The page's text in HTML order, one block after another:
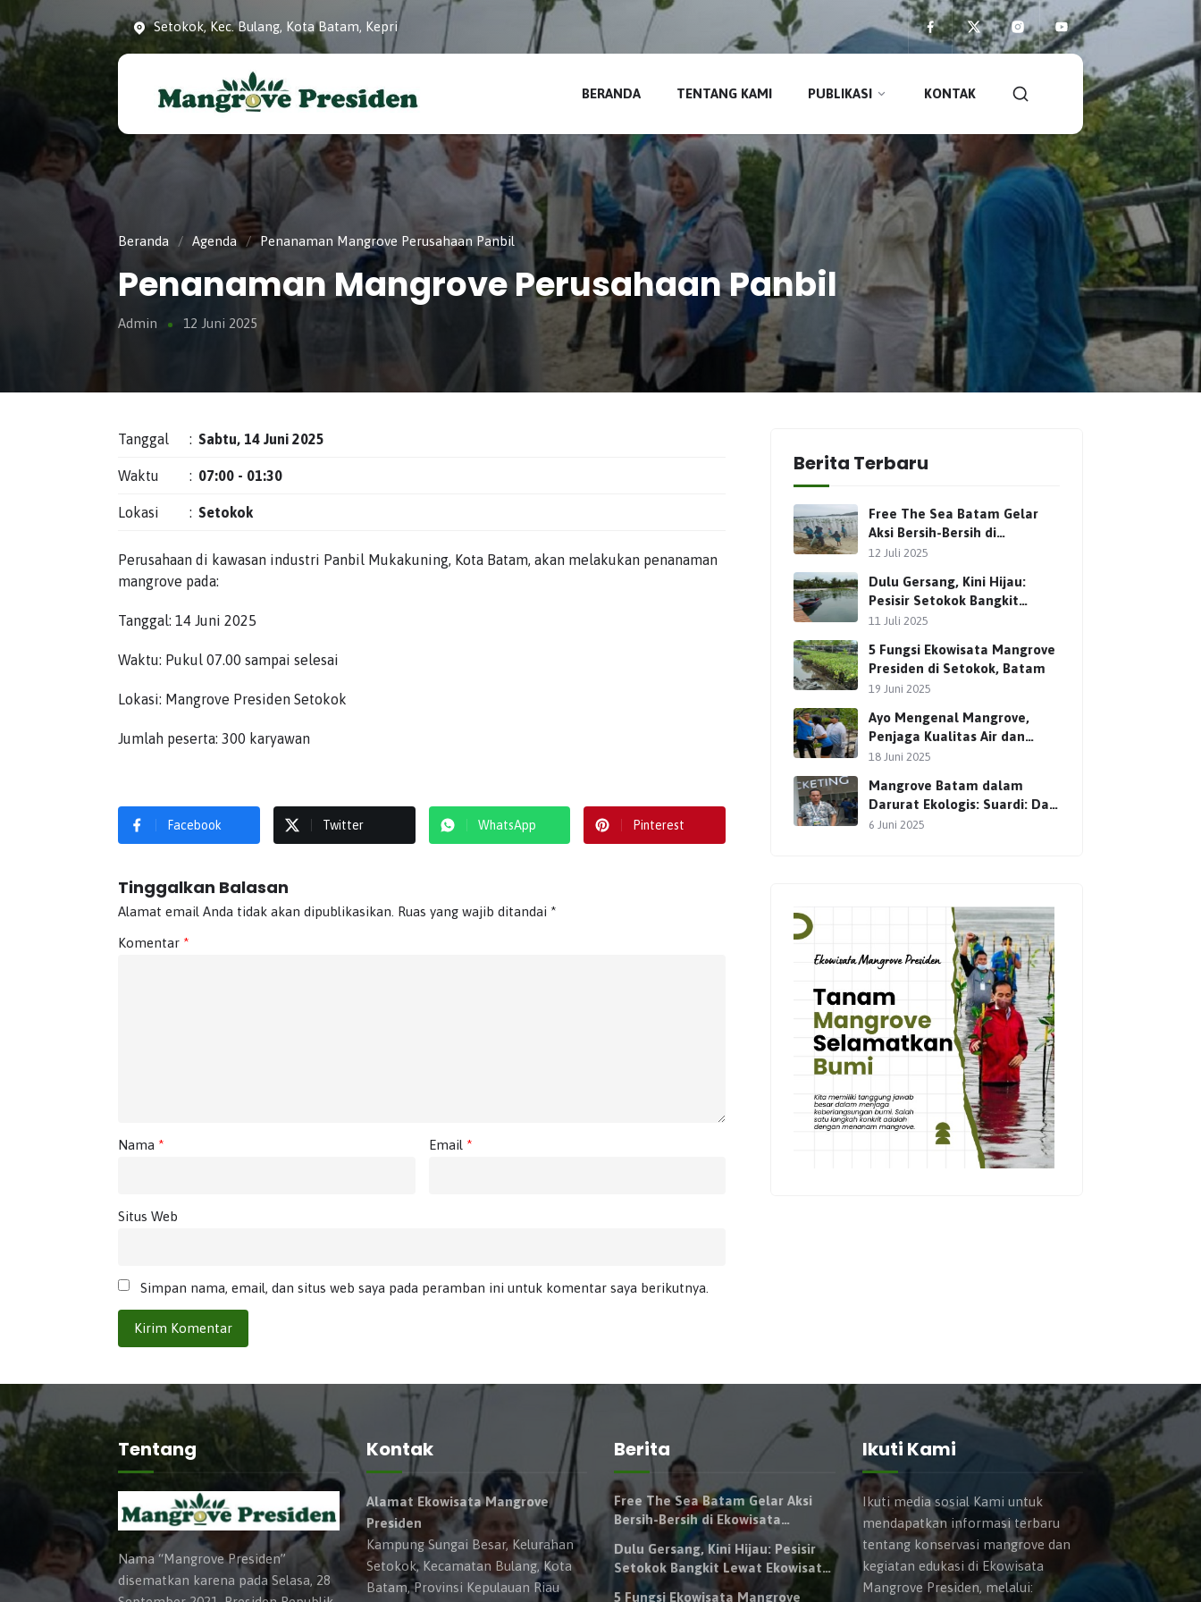
Setokok, Kec. Bulang, Kota Batam, Kepri
Mangrove Presiden
Kota Batam, Kepulauan Riau.
BERANDA TENTANG KAMI PUBLIKASI KONTAK
Beranda / Agenda / Penanaman Mangrove Perusahaan Panbil
Penanaman Mangrove Perusahaan Panbil
Admin 12 Juni 2025
Tanggal : Sabtu, 14 Juni 2025
Waktu : 07:00 - 01:30
Lokasi : Setokok
Perusahaan di kawasan industri Panbil Mukakuning, Kota Batam, akan melakukan penanaman
mangrove pada:
Tanggal: 14 Juni 2025
Waktu: Pukul 07.00 sampai selesai
Lokasi: Mangrove Presiden Setokok
Jumlah peserta: 300 karyawan
Facebook Twitter WhatsApp Pinterest
Tinggalkan Balasan
Alamat email Anda tidak akan dipublikasikan. Ruas yang wajib ditandai *
Komentar *
Nama * Email *
Situs Web
Simpan nama, email, dan situs web saya pada peramban ini untuk komentar saya berikutnya.
Berita Terbaru
Free The Sea Batam Gelar
Aksi Bersih-Bersih di
Ekowisata Mangrove Presiden
12 Juli 2025
Dulu Gersang, Kini Hijau:
Pesisir Setokok Bangkit
Lewat Ekowisata Mangrove
11 Juli 2025
5 Fungsi Ekowisata Mangrove
Presiden di Setokok, Batam
19 Juni 2025
Ayo Mengenal Mangrove,
Penjaga Kualitas Air dan
Terumbu Karang
18 Juni 2025
Mangrove Batam dalam
Darurat Ekologis: Suardi: Dari
Setokok, Gerakan Pelestarian
6 Juni 2025
Tentang
Nama “Mangrove Presiden”
disematkan karena pada Selasa, 28
Kontak
Alamat Ekowisata Mangrove
Presiden
Kampung Sungai Besar, Kelurahan
Setokok, Kecamatan Bulang, Kota
Batam, Provinsi Kepulauan Riau
Berita
Free The Sea Batam Gelar Aksi
Bersih-Bersih di Ekowisata
Mangrove Presiden Setokok
Dulu Gersang, Kini Hijau: Pesisir
Setokok Bangkit Lewat Ekowisata
Mangrove Presiden
5 Fungsi Ekowisata Mangrove
Ikuti Kami
Ikuti media sosial Kami untuk
mendapatkan informasi terbaru
tentang konservasi mangrove dan
kegiatan edukasi di Ekowisata
Mangrove Presiden, melalui: